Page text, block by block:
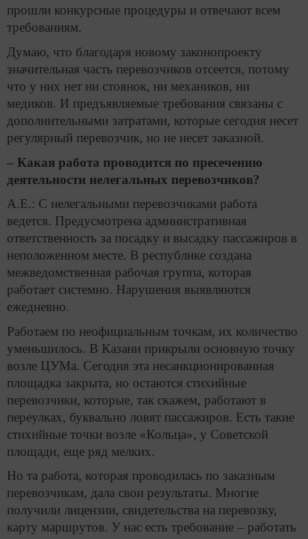
прошли конкурсные процедуры и отвечают всем
требованиям.
Думаю, что благодаря новому законопроекту
значительная часть перевозчиков отсеется, потому
что у них нет ни стоянок, ни механиков, ни
медиков. И предъявляемые требования связаны с
дополнительными затратами, которые сегодня несет
регулярный перевозчик, но не несет заказной.
– Какая работа проводится по пресечению
деятельности нелегальных перевозчиков?
А.Е.: С нелегальными перевозчиками работа
ведется. Предусмотрена административная
ответственность за посадку и высадку пассажиров в
неположенном месте. В республике создана
межведомственная рабочая группа, которая
работает системно. Нарушения выявляются
ежедневно.
Работаем по неофициальным точкам, их количество
уменьшилось. В Казани прикрыли основную точку
возле ЦУМа. Сегодня эта несанкционированная
площадка закрыта, но остаются стихийные
перевозчики, которые, так скажем, работают в
переулках, буквально ловят пассажиров. Есть такие
стихийные точки возле «Кольца», у Советской
площади, еще ряд мелких.
Но та работа, которая проводилась по заказным
перевозчикам, дала свои результаты. Многие
получили лицензии, свидетельства на перевозку,
карту маршрутов. У нас есть требование – работать